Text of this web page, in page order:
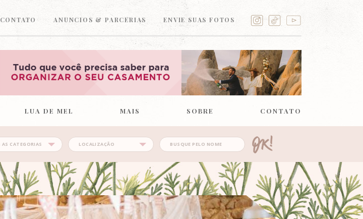
CONTATO ANUNCIOS & PARCERIAS ENVIE SUAS FOTOS
LUA DE MEL MAIS SOBRE CONTATO